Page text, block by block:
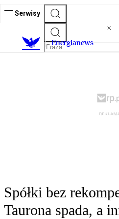
Serwisy
Energianews
Spółki bez
Taurona spada, a